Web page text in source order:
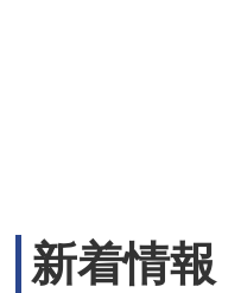
新着情報